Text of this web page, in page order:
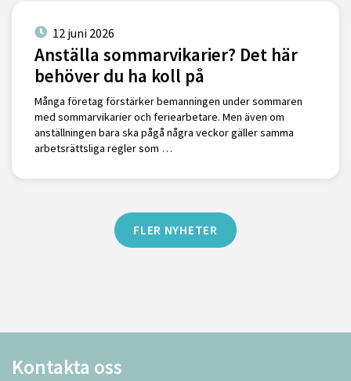
12 juni 2026
Anställa sommarvikarier? Det här
behöver du ha koll på
Många företag förstärker bemanningen under sommaren
med sommarvikarier och feriearbetare. Men även om
anställningen bara ska pågå några veckor gäller samma
arbetsrättsliga regler som …
FLER NYHETER
Kontakta oss